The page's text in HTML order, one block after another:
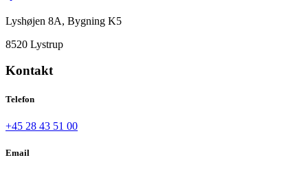
Lyshøjen 8A, Bygning K5
8520 Lystrup
Kontakt
Telefon
+45 28 43 51 00
Email